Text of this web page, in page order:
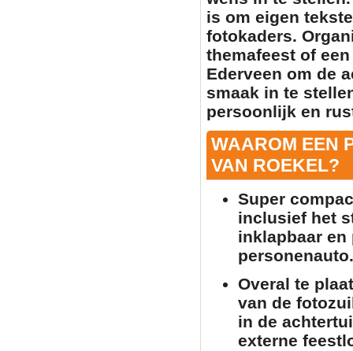
is om eigen
fotokaders.
themafeest of
Ederveen om de
smaak in te
persoonlijk en
WAAROM EEN
VAN ROEKEL?
Super
inclusief het
inklapbaar
personenauto.
Overal te
van de
in de
externe